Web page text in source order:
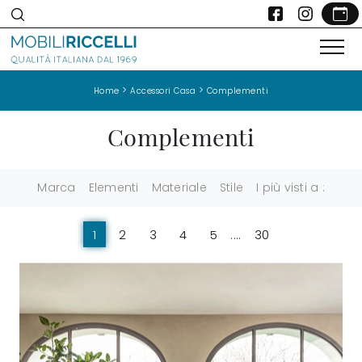
Home >Accessori Casa > Complementi
Complementi
Marca Elementi Materiale Stile I più visti a :
1 2 3 4 5 .... 30